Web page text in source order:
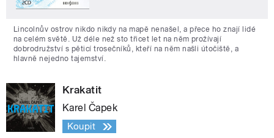
Lincolnův ostrov nikdo nikdy na mapě nenašel, a přece ho znají lidé
na celém světě. Už déle než sto třicet let na něm prožívají
dobrodružství s pěticí trosečníků, kteří na něm našli útočiště, a
hlavně nejedno tajemství.
Krakatit
Karel Čapek
Koupit